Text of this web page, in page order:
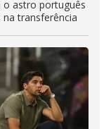
o astro português
transferência